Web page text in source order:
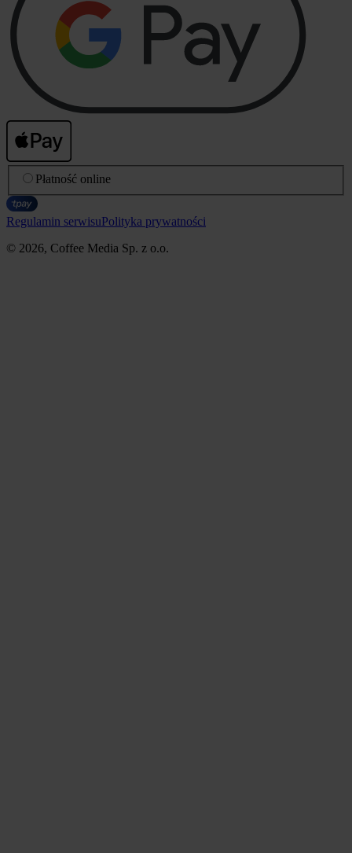
Płatność online
Regulamin serwisuPolityka prywatności
© 2026, Coffee Media Sp. z o.o.